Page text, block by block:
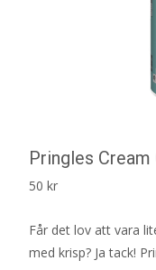
Pringles
50 kr
Får det lov att vara
med krisp? Ja tack!